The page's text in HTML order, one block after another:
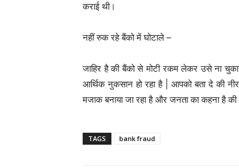
कराई थी।
नहीं रुक रहे बैंको में घोटाले –
जाहिर है की बैंको से मोटी रकम लेकर उसे ना
आर्थिक नुकसान हो रहा है | आपको बता दे की
मजाक बनाया जा रहा है और जनता का कहना है
TAGS bank fraud